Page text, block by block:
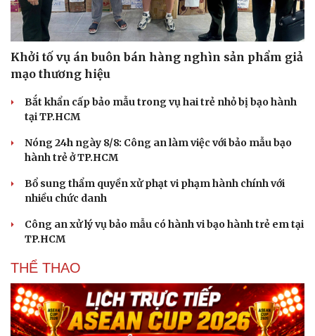
Khởi tố vụ án buôn bán hàng nghìn sản phẩm giả
mạo thương hiệu
Bắt khẩn cấp bảo mẫu trong vụ hai trẻ nhỏ bị bạo hành
tại TP.HCM
Nóng 24h ngày 8/8: Công an làm việc với bảo mẫu bạo
hành trẻ ở TP.HCM
Bổ sung thẩm quyền xử phạt vi phạm hành chính với
nhiều chức danh
Công an xử lý vụ bảo mẫu có hành vi bạo hành trẻ em tại
TP.HCM
THỂ THAO